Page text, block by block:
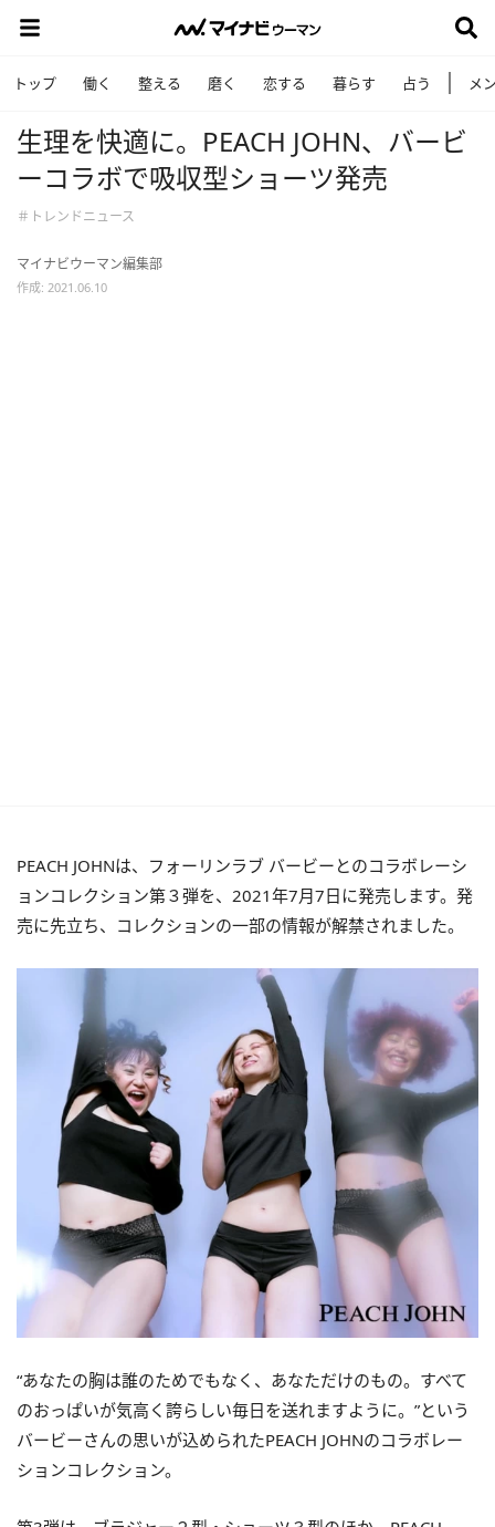
トップ 働く 整える 磨く 恋する 暮らす 占う メ
生理を快適に。PEACH JOHN、バービ
ーコラボで吸収型ショーツ発売
＃トレンドニュース
マイナビウーマン編集部
作成: 2021.06.10
PEACH JOHNは、フォーリンラブ バービーとのコラボレーシ
ョンコレクション第３弾を、2021年7月7日に発売します。発
売に先立ち、コレクションの一部の情報が解禁されました。
“あなたの胸は誰のためでもなく、あなただけのもの。すべて
のおっぱいが気高く誇らしい毎日を送れますように。”という
バービーさんの思いが込められたPEACH JOHNのコラボレー
ションコレクション。